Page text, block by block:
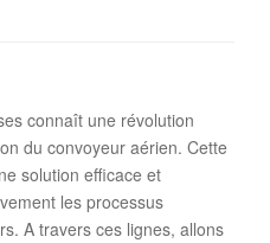
connaît une révolution
du convoyeur aérien. Cette
solution efficace et
les processus
A travers ces lignes, allons